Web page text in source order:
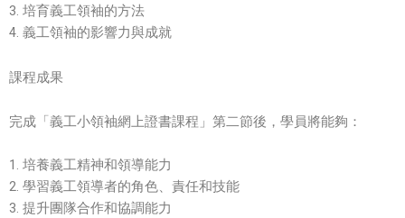
3. 培育義工領袖的方法
4. 義工領袖的影響力與成就
課程成果
完成「義工小領袖網上證書課程」第二節後，學員將能夠：
1. 培養義工精神和領導能力
2. 學習義工領導者的角色、責任和技能
3. 提升團隊合作和協調能力